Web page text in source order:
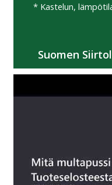
* Kastelun,
Suomen